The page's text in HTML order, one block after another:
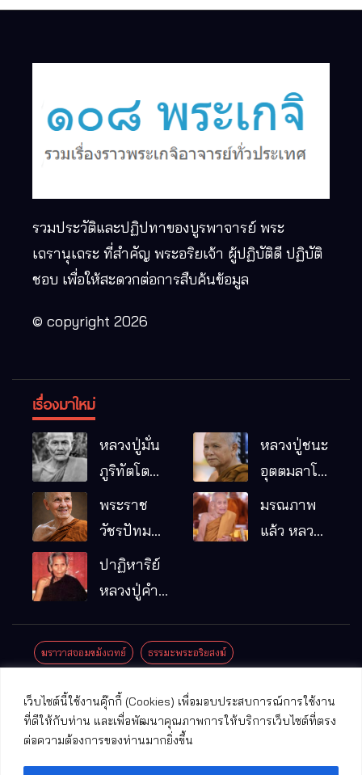
เว็บไซต์นี้ใช้งานคุ๊กกี้ (Cookies) เพื่อมอบประสบการณ์การใช้งาน
ที่ดีให้กับท่าน และเพื่อพัฒนาคุณภาพการให้บริการเว็บไซต์ที่ตรง
ต่อความต้องการของท่านมากยิ่งขึ้น
รวมประวัติและปฏิปทาของบูรพาจารย์ พระ
เถรานุเถระ ที่สำคัญ พระอริยเจ้า ผู้ปฏิบัติดี ปฏิบัติ
ชอบ เพื่อให้สะดวกต่อการสืบค้นข้อมูล
© copyright 2026
เรื่องมาใหม่
หลวงปู่มั่น
ภูริทัตโต
พระอริยเจ้า
ผู้เป็นบิดา
รมฐาน
หลวงปู่ชนะ
อุตตมลาโภ
หมากอื๋อ
พระราช
วัชรปัทม
คุณ (หลวง
ปู่บัวเกตุ
แล้ว วัดป่า
อ.แม่ริม
จ.เชียงใหม่
มรณภาพ
แล้ว หลวง
ปาฏิหาริย์
หลวงปู่คำ
มณี
ฆราวาสจอมขมังเวทย์ ธรรมะพระอริยสงฆ์
ปาฏิหาริย์พระเครื่อง
พระพุทธรูปศักดิ์สิทธิ์ วัดที่สําคัญ